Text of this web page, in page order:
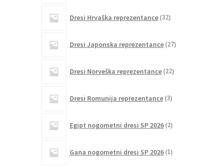
Dresi Hrvaška reprezentance 32izdelkov
Dresi Japonska reprezentance 27izdelkov
Dresi Norveška reprezentance 22izdelkov
Dresi Romunija reprezentance 3izdelki
Egipt nogometni dresi SP 2026 2izdelka
Gana nogometni dresi SP 2026 1izdelek